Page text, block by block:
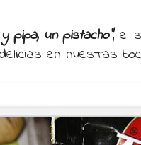
pipa, un pistacho”, el
en nuestras